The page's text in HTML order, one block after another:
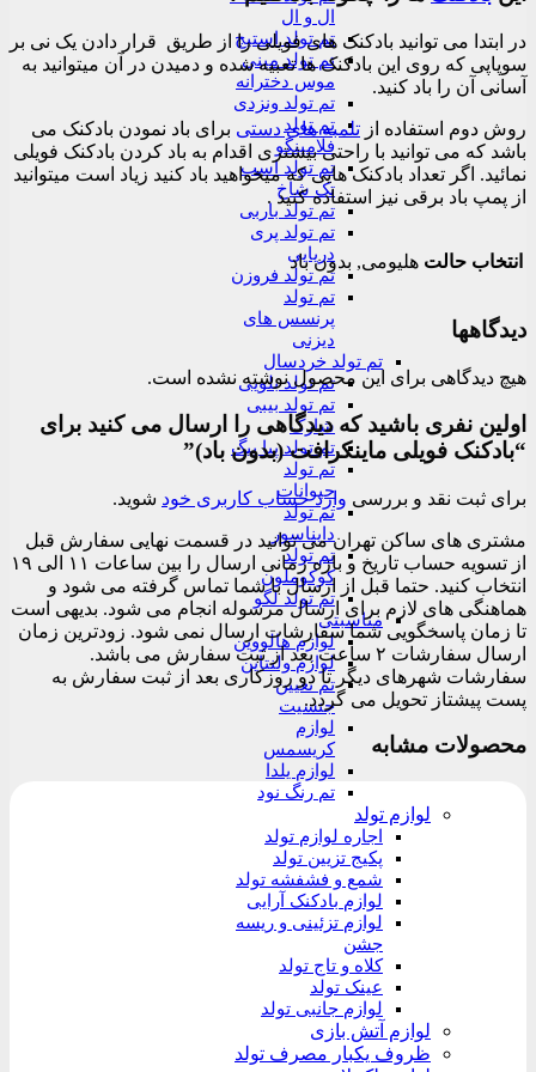
ال و ال
تم تولد استیچ
تم تولد مینی
موس دخترانه
تم تولد ونزدی
تم تولد
فلامینگو
تم تولد اسب
تک شاخ
تم تولد باربی
تم تولد پری
دریایی
تم تولد فروزن
تم تولد
پرنسس های
دیزنی
تم تولد خردسال
تم تولد بلویی
تم تولد بیبی
شارک
تم تولد پپا پیگ
تم تولد
حیوانات
تم تولد
دایناسور
تم تولد
کوکوملون
تم تولد لگو
مناسبتی
لوازم هالووین
لوازم ولنتاین
تم تعیین
جنسیت
لوازم
کریسمس
لوازم یلدا
تم رنگ نود
لوازم تولد
اجاره لوازم تولد
پکیج تزیین تولد
شمع و فشفشه تولد
لوازم بادکنک آرایی
لوازم تزئینی و ریسه
جشن
کلاه و تاج تولد
عینک تولد
لوازم جانبی تولد
لوازم آتش بازی
ظروف یکبار مصرف تولد
در ابتدا می توانید بادکنک های فویلی را از طریق قرار دادن یک نی بر
سوپاپی که روی این بادکنک ها تعبیه شده و دمیدن در آن میتوانید به
آسانی آن را باد کنید.
روش دوم استفاده از تلمبه های دستی برای باد نمودن بادکنک می
باشد که می توانید با راحتی بیشتری اقدام به باد کردن بادکنک فویلی
نمائید. اگر تعداد بادکنک هایی که میخواهید باد کنید زیاد است میتوانید
از پمپ باد برقی نیز استفاده کنید .
انتخاب حالت هلیومی, بدون باد
دیدگاهها
هیچ دیدگاهی برای این محصول نوشته نشده است.
اولین نفری باشید که دیدگاهی را ارسال می کنید برای
“بادکنک فویلی ماینکرافت (بدون باد)”
برای ثبت نقد و بررسی وارد حساب کاربری خود شوید.
مشتری های ساکن تهران می توانید در قسمت نهایی سفارش قبل
از تسویه حساب تاریخ و بازه زمانی ارسال را بین ساعات ۱۱ الی ۱۹
انتخاب کنید. حتما قبل از ارسال با شما تماس گرفته می شود و
هماهنگی های لازم برای ارسال مرسوله انجام می شود. بدیهی است
تا زمان پاسخگویی شما سفارشات ارسال نمی شود. زودترین زمان
ارسال سفارشات ۲ ساعت بعد از ثبت سفارش می باشد.
سفارشات شهرهای دیگر تا دو روزکاری بعد از ثبت سفارش به
پست پیشتاز تحویل می گردد.
محصولات مشابه